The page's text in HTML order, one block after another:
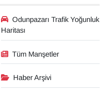
Odunpazarı Trafik Yoğunluk
Haritası
Tüm Manşetler
Haber Arşivi